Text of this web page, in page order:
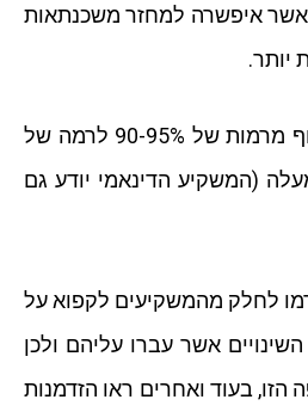
אשר איפשרה למחזר משכנתאות
יותר.
– השתנות בגודל המינוף מרמות של 90-95% לרמה של
ומעלה (המשקיע הדינאמי יודע גם
לחלק מהמשקיעים לקפוא על
אשר עברו עליהם ולכן
הזו, בעוד ואחרים ראו הזדמנות